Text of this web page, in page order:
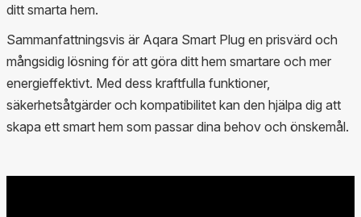
ditt smarta hem.
Sammanfattningsvis är Aqara Smart Plug en prisvärd och
mångsidig lösning för att göra ditt hem smartare och mer
energieffektivt. Med dess kraftfulla funktioner,
säkerhetsåtgärder och kompatibilitet kan den hjälpa dig att
skapa ett smart hem som passar dina behov och önskemål.